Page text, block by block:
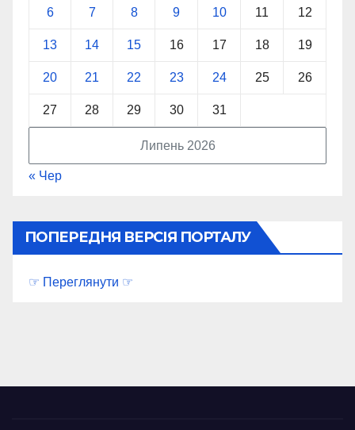
Липень 2026
6 7 8 9 10 11 12
13 14 15 16 17 18 19
20 21 22 23 24 25 26
27 28 29 30 31
« Чер
ПОПЕРЕДНЯ ВЕРСІЯ ПОРТАЛУ
☞ Переглянути ☞